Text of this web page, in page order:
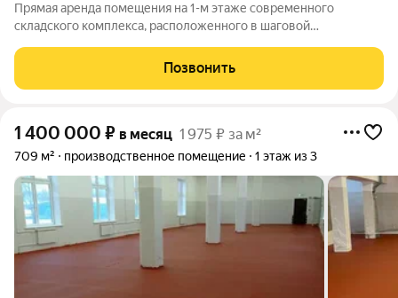
Прямая аренда помещения на 1-м этаже современного
складского комплекса, расположенного в шаговой
легкое производство, сборочный цех, склад. Арендная ставка с
учетом НДС (22%), эксплуатационных и
Позвонить
1 400 000 ₽ в месяц 1 975 ₽ за м²
709 м² производственное помещение 1 этаж из 3